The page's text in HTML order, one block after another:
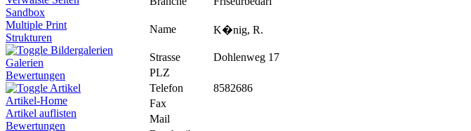
Sandbox
Multiple Print
Strukturen
Bildergalerien
Galerien
Bewertungen
Artikel
Artikel-Home
Artikel auflisten
Bewertungen
Name K�nig, R.
Strasse
Dohlenweg 17
PLZ
Telefon
8582686
Fax
Mail